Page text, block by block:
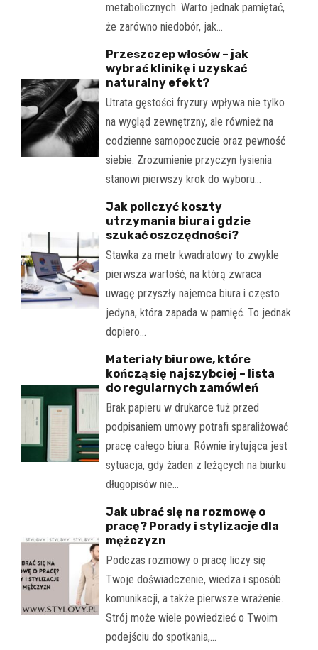
metabolicznych. Warto jednak pamiętać,
że zarówno niedobór, jak…
Przeszczep włosów – jak
wybrać klinikę i uzyskać
naturalny efekt?
Utrata gęstości fryzury wpływa nie tylko
na wygląd zewnętrzny, ale również na
codzienne samopoczucie oraz pewność
siebie. Zrozumienie przyczyn łysienia
stanowi pierwszy krok do wyboru…
Jak policzyć koszty
utrzymania biura i gdzie
szukać oszczędności?
Stawka za metr kwadratowy to zwykle
pierwsza wartość, na którą zwraca
uwagę przyszły najemca biura i często
jedyna, która zapada w pamięć. To jednak
dopiero…
Materiały biurowe, które
kończą się najszybciej – lista
do regularnych zamówień
Brak papieru w drukarce tuż przed
podpisaniem umowy potrafi sparaliżować
pracę całego biura. Równie irytująca jest
sytuacja, gdy żaden z leżących na biurku
długopisów nie…
Jak ubrać się na rozmowę o
pracę? Porady i stylizacje dla
mężczyzn
Podczas rozmowy o pracę liczy się
Twoje doświadczenie, wiedza i sposób
komunikacji, a także pierwsze wrażenie.
Strój może wiele powiedzieć o Twoim
podejściu do spotkania,…